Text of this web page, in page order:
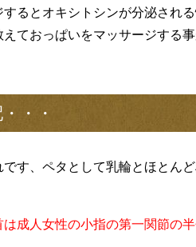
るとオキシトシンが分泌され
ておっぱいをマッサージする事
・・
す、ペタとして乳輪とほとん
は成人女性の小指の第一関節の